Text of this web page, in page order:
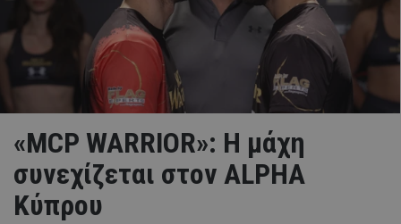
«MCP WARRIOR»: Η μάχη
συνεχίζεται στον ALPHA
Κύπρου